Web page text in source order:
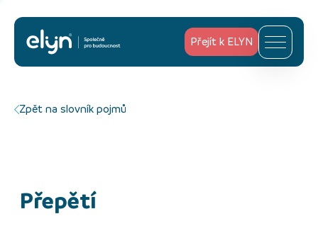
Přejít k ELYN
Zpět na slovník pojmů
přepětí